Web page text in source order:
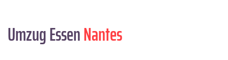
Umzug EssenNantes